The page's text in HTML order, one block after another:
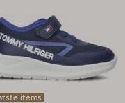
items